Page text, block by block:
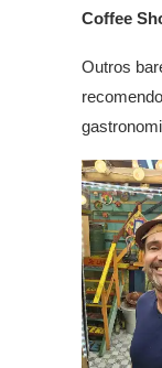
Coffee
Outros